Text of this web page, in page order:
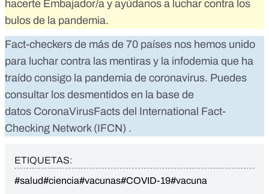
hacerte Embajador/a y ayúdanos a luchar contra los
bulos de la pandemia.
Fact-checkers de más de 70 países nos hemos unido
para luchar contra las mentiras y la infodemia que ha
traído consigo la pandemia de coronavirus. Puedes
consultar los desmentidos en la base de
datos CoronaVirusFacts del International Fact-
Checking Network (IFCN) .
ETIQUETAS:
#salud#ciencia#vacunas#COVID-19#vacuna